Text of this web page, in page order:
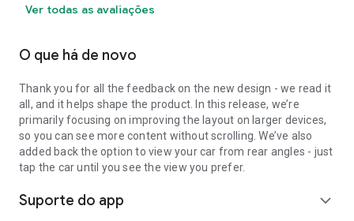
Ver todas as avaliações
O que há de novo
Thank you for all the feedback on the new design - we read it
all, and it helps shape the product. In this release, we’re
primarily focusing on improving the layout on larger devices,
so you can see more content without scrolling. We’ve also
added back the option to view your car from rear angles - just
tap the car until you see the view you prefer.
Suporte do app expand_more